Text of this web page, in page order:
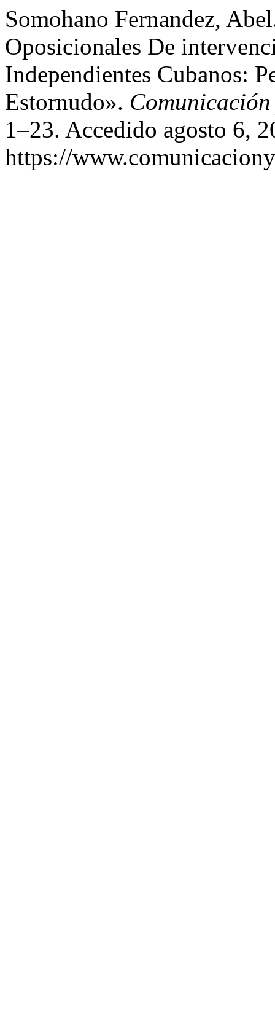
Somohano Fernandez,
Oposicionales De
Independientes Cubanos:
Estornudo».
1–23. Accedido agosto 6,
https://